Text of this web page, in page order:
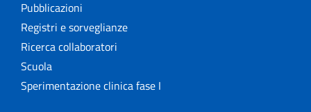
Pubblicazioni
Registri e sorveglianze
Ricerca collaboratori
Scuola
Sperimentazione clinica fase I